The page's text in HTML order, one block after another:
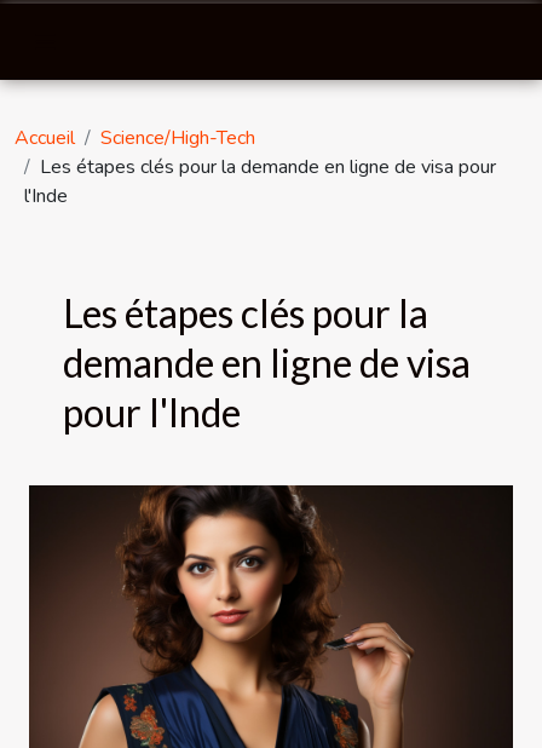
Accueil
Science/High-Tech
Les étapes clés pour la demande en ligne de visa pour
l'Inde
Les étapes clés pour la
demande en ligne de visa
pour l'Inde